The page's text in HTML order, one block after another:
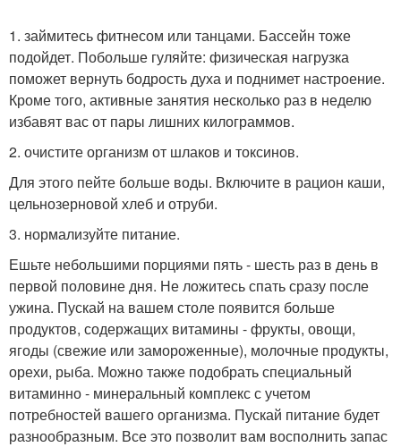
1. займитесь фитнесом или танцами. Бассейн тоже
подойдет. Побольше гуляйте: физическая нагрузка
поможет вернуть бодрость духа и поднимет настроение.
Кроме того, активные занятия несколько раз в неделю
избавят вас от пары лишних килограммов.
2. очистите организм от шлаков и токсинов.
Для этого пейте больше воды. Включите в рацион каши,
цельнозерновой хлеб и отруби.
3. нормализуйте питание.
Ешьте небольшими порциями пять - шесть раз в день в
первой половине дня. Не ложитесь спать сразу после
ужина. Пускай на вашем столе появится больше
продуктов, содержащих витамины - фрукты, овощи,
ягоды (свежие или замороженные), молочные продукты,
орехи, рыба. Можно также подобрать специальный
витаминно - минеральный комплекс с учетом
потребностей вашего организма. Пускай питание будет
разнообразным. Все это позволит вам восполнить запас